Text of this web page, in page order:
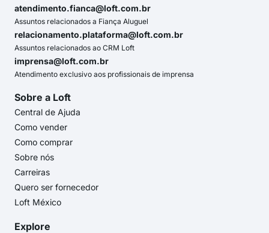
atendimento.fianca@loft.com.br
Assuntos relacionados a Fiança Aluguel
relacionamento.plataforma@loft.com.br
Assuntos relacionados ao CRM Loft
imprensa@loft.com.br
Atendimento exclusivo aos profissionais de imprensa
Sobre a Loft
Central de Ajuda
Como vender
Como comprar
Sobre nós
Carreiras
Quero ser fornecedor
Loft México
Explore